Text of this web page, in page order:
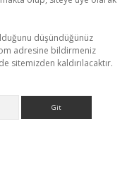
düşündüğünüz
adresine bildirmeniz
sitemizden kaldırılacaktır.